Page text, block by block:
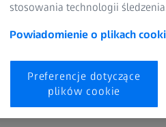
stosowania technologii
Powiadomienie o plikach
Preferencje dotyczące
plików cookie